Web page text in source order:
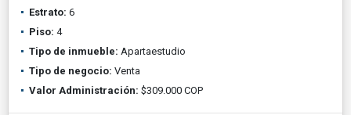
Estrato: 6
Piso: 4
Tipo de inmueble: Apartaestudio
Tipo de negocio: Venta
Valor Administración: $309.000 COP